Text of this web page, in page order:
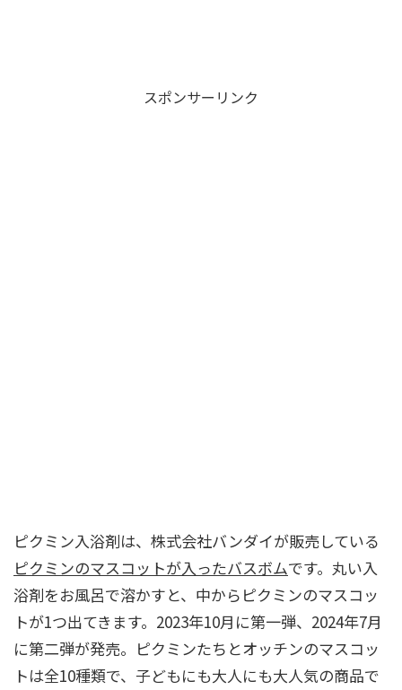
スポンサーリンク
ピクミン入浴剤は、株式会社バンダイが販売している
ピクミンのマスコットが入ったバスボムです。丸い入
浴剤をお風呂で溶かすと、中からピクミンのマスコッ
トが1つ出てきます。2023年10月に第一弾、2024年7月
に第二弾が発売。ピクミンたちとオッチンのマスコッ
トは全10種類で、子どもにも大人にも大人気の商品で